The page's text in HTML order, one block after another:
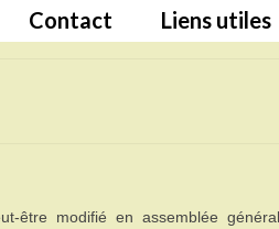
Contact Liens utiles
être modifié en assemblée